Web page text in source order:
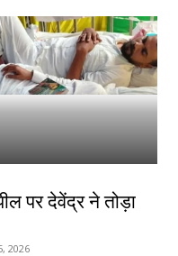
पर देवेंद्र ने तोड़ा
2026